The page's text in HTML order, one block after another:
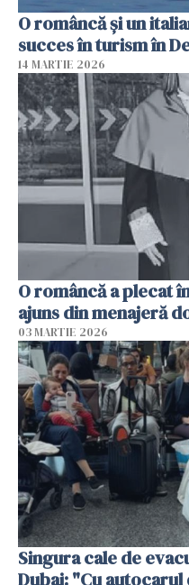
O româncă și un
succes în turism în
14 MARTIE 2026
O româncă a plecat
ajuns din menajeră
03 MARTIE 2026
Singura cale de
Dubai: "Cu